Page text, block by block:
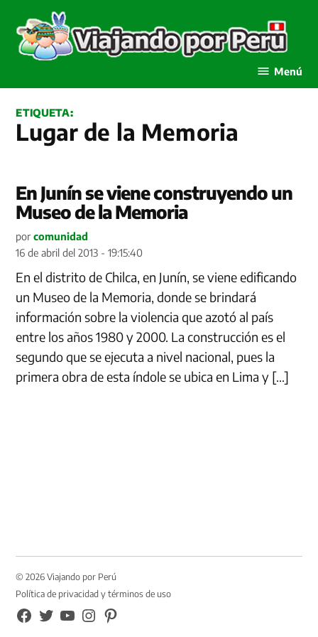
contenido
Menú
ETIQUETA:
Lugar de la Memoria
En Junín se viene construyendo un
Museo de la Memoria
por comunidad
16 de abril del 2013 - 19:15:40
En el distrito de Chilca, en Junín, se viene edificando
un Museo de la Memoria, donde se brindará
información sobre la violencia que azotó al país
entre los años 1980 y 2000. La construcción es el
segundo que se ejecuta a nivel nacional, pues la
primera obra de esta índole se ubica en Lima y […]
© 2026 Viajando por Perú
Política de privacidad y términos de uso
FB
TW YouTubeInstagramPinterest